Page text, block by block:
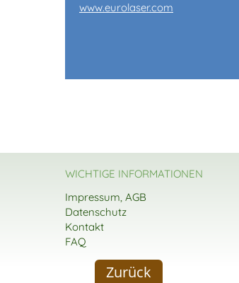
www.eurolaser.com
Zurück
WICHTIGE INFORMATIONEN
Impressum, AGB
Datenschutz
Kontakt
FAQ